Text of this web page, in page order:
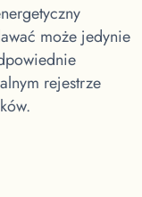
może jedynie
rejestrze